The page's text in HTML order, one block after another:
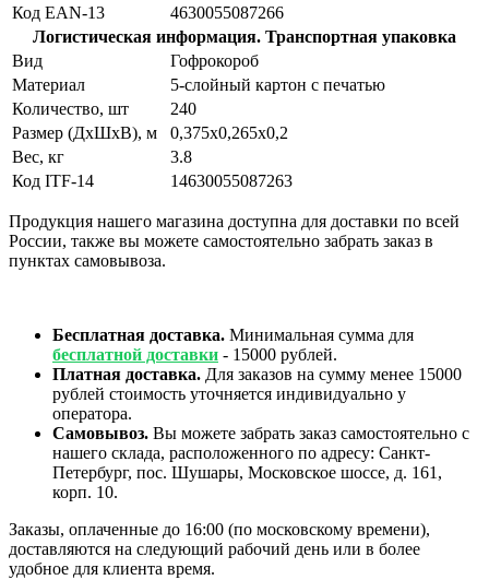
Код EAN-13
4630055087266
Логистическая информация. Транспортная упаковка
Вид
Гофрокороб
Материал
5-слойный картон с печатью
Количество, шт
240
Размер (ДхШхВ), м
0,375х0,265х0,2
Вес, кг
3.8
Код ITF-14
14630055087263
Продукция нашего магазина доступна для доставки по всей
России, также вы можете самостоятельно забрать заказ в
пунктах самовывоза.
Бесплатная доставка. Минимальная сумма для
бесплатной доставки - 15000 рублей.
Платная доставка. Для заказов на сумму менее 15000
рублей стоимость уточняется индивидуально у
оператора.
Самовывоз. Вы можете забрать заказ самостоятельно с
нашего склада, расположенного по адресу: Санкт-
Петербург, пос. Шушары, Московское шоссе, д. 161,
корп. 10.
Заказы, оплаченные до 16:00 (по московскому времени),
доставляются на следующий рабочий день или в более
удобное для клиента время.